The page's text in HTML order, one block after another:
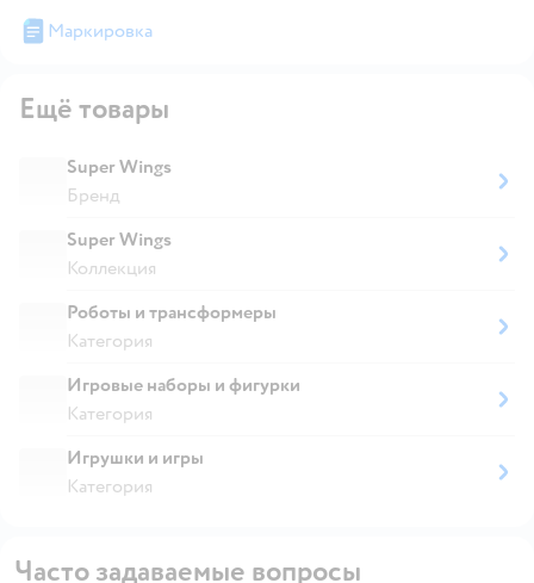
Маркировка
Ещё товары
Super Wings
Бренд
Super Wings
Коллекция
Роботы и трансформеры
Категория
Игровые наборы и фигурки
Категория
Игрушки и игры
Категория
Часто задаваемые вопросы